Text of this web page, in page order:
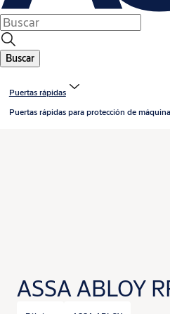
Buscar
Puertas rápidas
Puertas rápidas para protección de
ASSA ABLOY